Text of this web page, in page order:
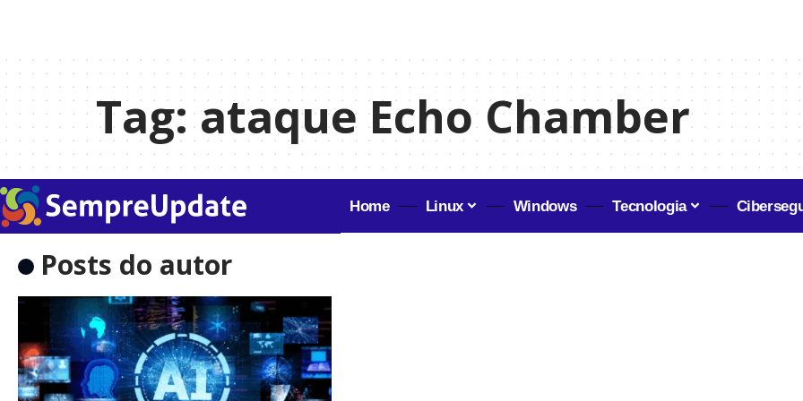
Tag:ataque Echo Chamber
Home Linux Windows Tecnologia
Posts do autor